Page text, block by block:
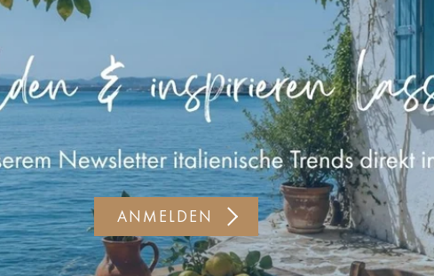
ANMELDEN